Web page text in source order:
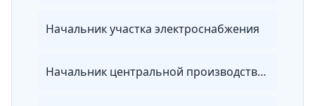
Начальник участка электроснабжения
Начальник центральной производственной лаборатории организации электроэнергетики